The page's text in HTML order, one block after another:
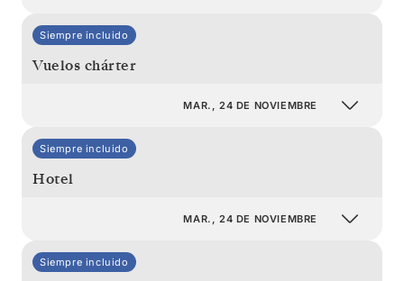
Siempre incluido
Vuelos chárter
MAR., 24 DE NOVIEMBRE
Siempre incluido
Hotel
MAR., 24 DE NOVIEMBRE
Siempre incluido